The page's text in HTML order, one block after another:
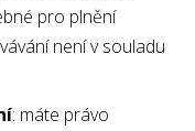
pro plnění
není v souladu
: máte právo